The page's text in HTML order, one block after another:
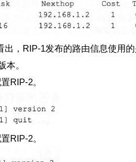
1发布的路由信息使用的
。
2。
2。